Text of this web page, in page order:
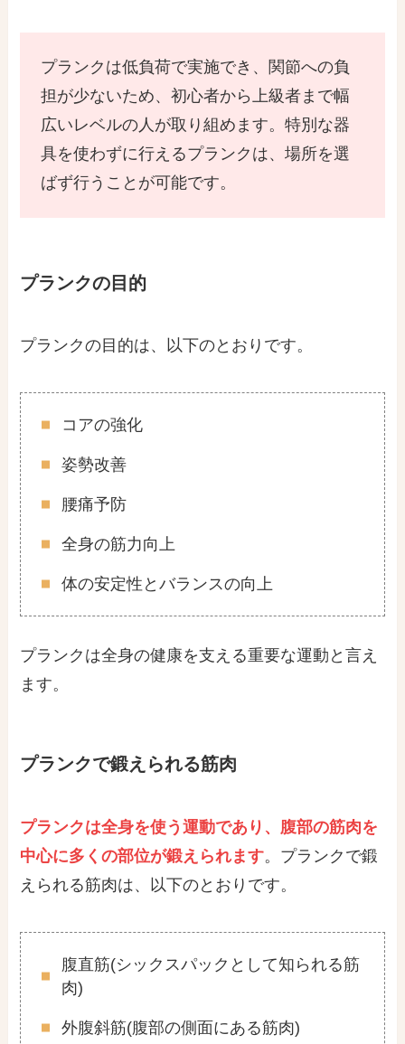
プランクは低負荷で実施でき、関節への負
担が少ないため、初心者から上級者まで幅
広いレベルの人が取り組めます。特別な器
具を使わずに行えるプランクは、場所を選
ばず行うことが可能です。
プランクの目的
プランクの目的は、以下のとおりです。
コアの強化
姿勢改善
腰痛予防
全身の筋力向上
体の安定性とバランスの向上
プランクは全身の健康を支える重要な運動と言え
ます。
プランクで鍛えられる筋肉
プランクは全身を使う運動であり、腹部の筋肉を
中心に多くの部位が鍛えられます。プランクで鍛
えられる筋肉は、以下のとおりです。
腹直筋(シックスパックとして知られる筋
肉)
外腹斜筋(腹部の側面にある筋肉)